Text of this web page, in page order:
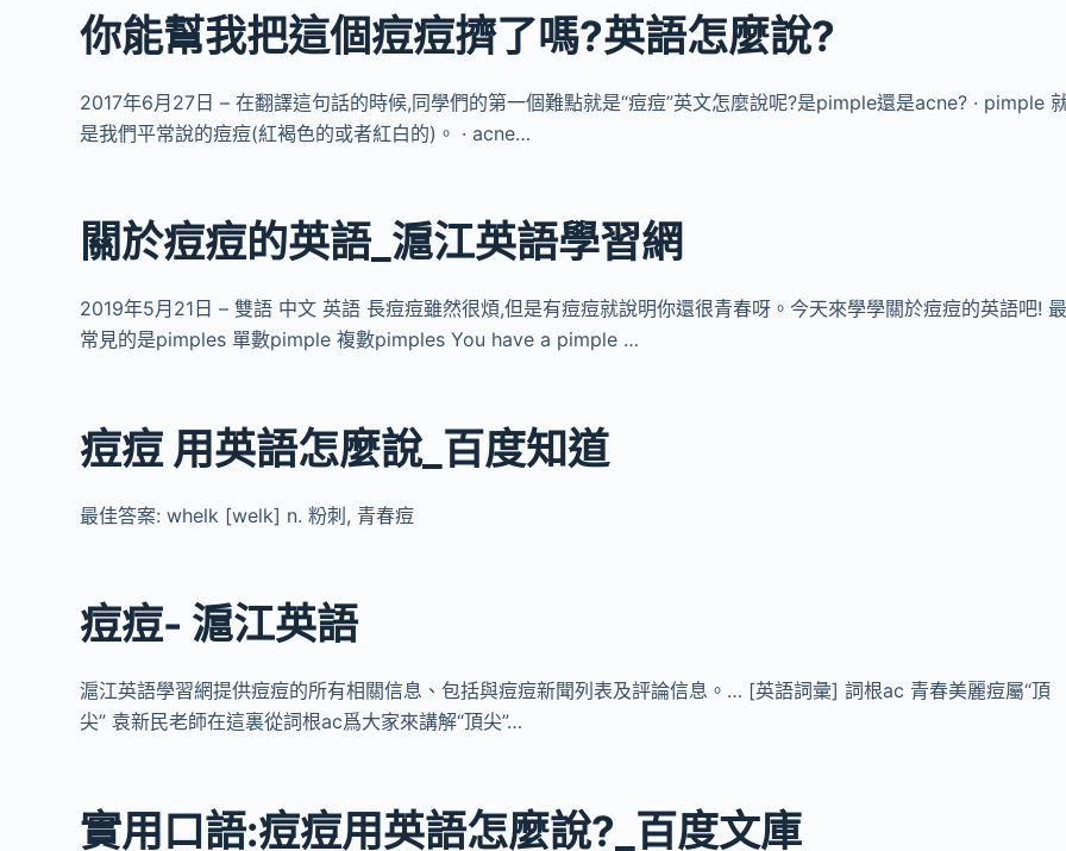
你能幫我把這個痘痘擠了嗎?英語怎麼說?
2017年6月27日 – 在翻譯這句話的時候,同學們的第一個難點就是“痘痘”英文怎麼說呢?是pimple還是acne? · pimple
是我們平常說的痘痘(紅褐色的或者紅白的)。 · acne…
關於痘痘的英語_滬江英語學習網
2019年5月21日 – 雙語 中文 英語 長痘痘雖然很煩,但是有痘痘就說明你還很青春呀。今天來學學關於痘痘的英語吧!
常見的是pimples 單數pimple 複數pimples You have a pimple …
痘痘 用英語怎麼說_百度知道
最佳答案: whelk [welk] n. 粉刺, 青春痘
痘痘- 滬江英語
滬江英語學習網提供痘痘的所有相關信息、包括與痘痘新聞列表及評論信息。… [英語詞彙] 詞根ac 青春美麗痘屬“頂
尖” 袁新民老師在這裏從詞根ac爲大家來講解“頂尖”…
實用口語:痘痘用英語怎麼說?_百度文庫